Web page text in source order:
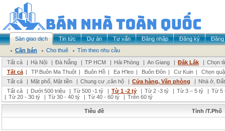
Sàn giao dịch Tin tức Dự án Tư vấn Đăng nhập Đăng ký
Đăng
Cần bán
Cho thuê
Tìm theo nhu cầu
Tất cả
| Hà Nội | Đà Nẵng | TP HCM | Hải Phòng | An Giang | Đắk Lắk | Chọn
Tất cả | TP.Buôn Ma Thuột | Buôn Hồ | Ea H'leo | Buôn Đôn | Cư Kuin |
Chọn
Tất cả
| Mặt phố, Mặt tiền | Chung cư ,căn hộ | Cửa hàng, Văn phòng | Nhà ở,
Tất cả
| Dưới 500 triệu | Từ 500 -1 tỷ | Từ 1 -2 tỷ | Từ 2 -3 tỷ | Từ 3 – 5 tỷ | Từ 5
| Từ 20 - 30 tỷ | Từ 30 - 40 tỷ | Từ 40 - 60 tỷ | Trên 60 tỷ
Tiêu đề Tỉnh /T.Phố